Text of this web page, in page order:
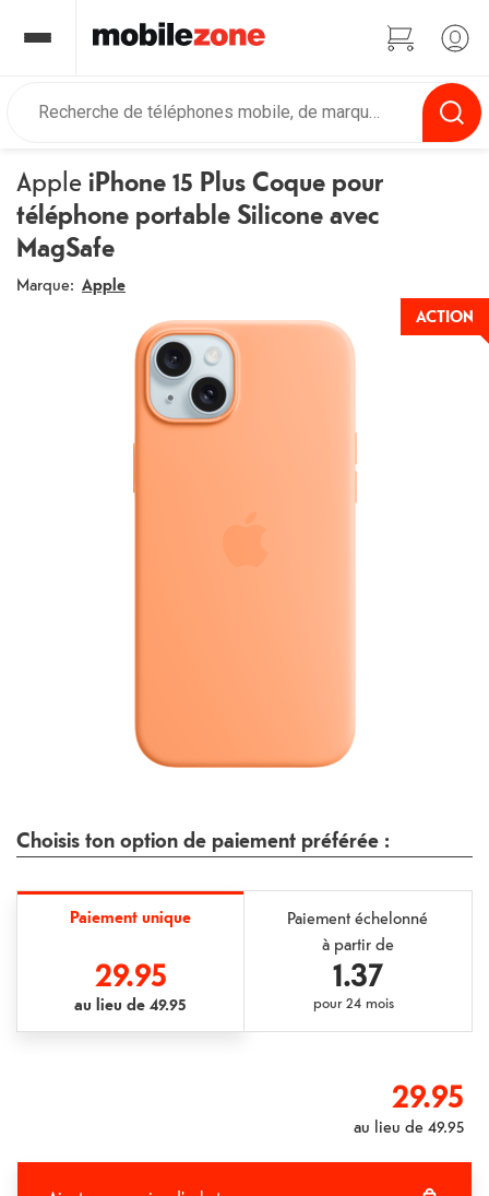
Apple iPhone 15 Plus Coque pour
téléphone portable Silicone avec
MagSafe
Marque: Apple
ACTION
Choisis ton option de paiement préférée :
Paiement unique
29.95
au lieu de49.95
Paiement échelonné
à partir de
1.37
pour24 mois
29.95
au lieu de49.95